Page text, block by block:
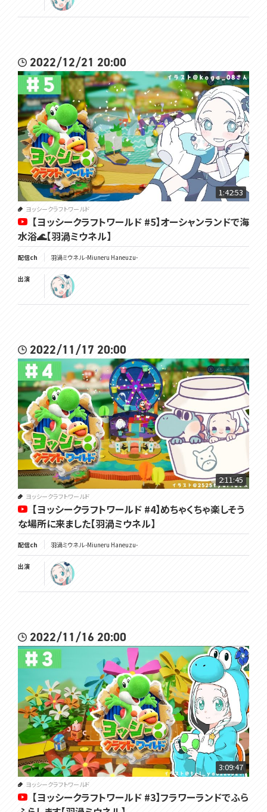
2022/12/21 20:00
1:42:53
ヨッシークラフトワールド
【ヨッシークラフトワールド #5】オーシャンランドで海
水浴🌊【羽渦ミウネル】
配信ch 羽渦ミウネル -Miuneru Haneuzu-
出演
2022/11/17 20:00
2:11:45
ヨッシークラフトワールド
【ヨッシークラフトワールド #4】めちゃくちゃ楽しそう
な場所に来ました【羽渦ミウネル】
配信ch 羽渦ミウネル -Miuneru Haneuzu-
出演
2022/11/16 20:00
3:09:47
ヨッシークラフトワールド
【ヨッシークラフトワールド #3】フラワーランドでふら